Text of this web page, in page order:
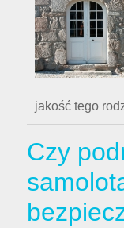
jakość tego
Czy